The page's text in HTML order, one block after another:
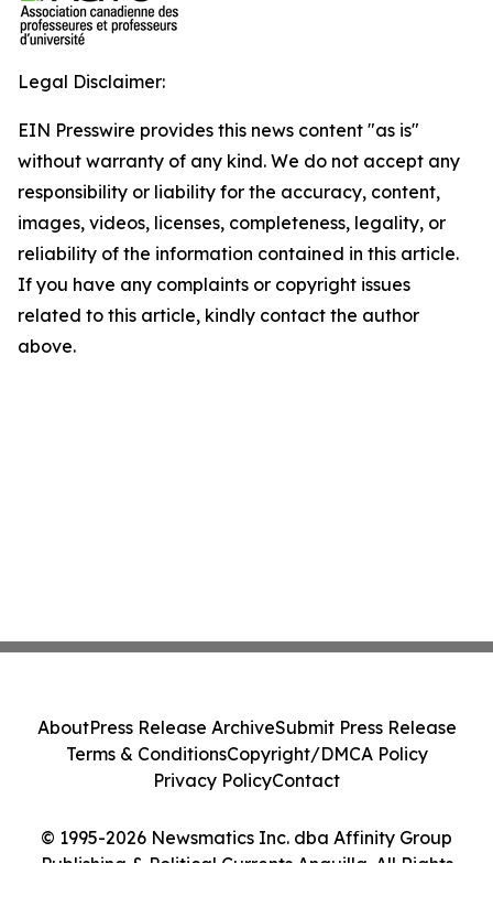
Legal Disclaimer:
EIN Presswire provides this news content "as is"
without warranty of any kind. We do not accept any
responsibility or liability for the accuracy, content,
images, videos, licenses, completeness, legality, or
reliability of the information contained in this article.
If you have any complaints or copyright issues
related to this article, kindly contact the author
above.
© 1995-2026 Newsmatics Inc. dba Affinity Group
Publishing & Political Currents Anguilla. All Rights
AboutPress Release ArchiveSubmit Press Release
Terms & ConditionsCopyright/DMCA Policy
Privacy PolicyContact